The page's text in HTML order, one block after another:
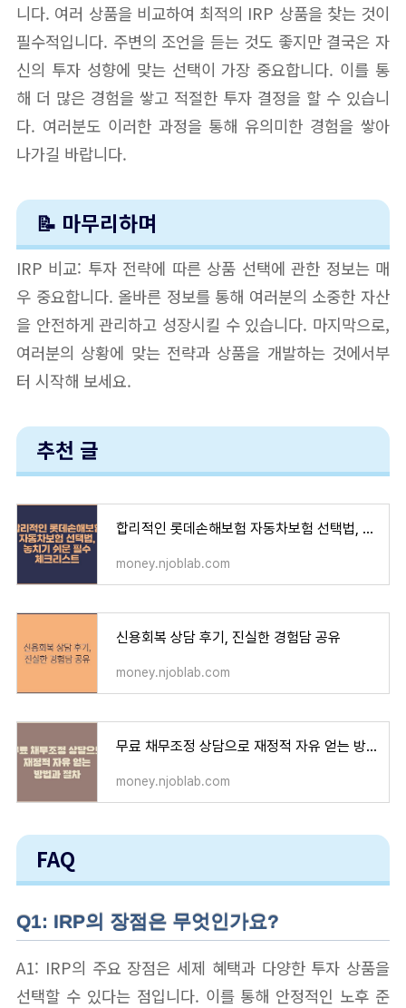
니다. 여러 상품을 비교하여 최적의 IRP 상품을 찾는 것이
필수적입니다. 주변의 조언을 듣는 것도 좋지만 결국은 자
신의 투자 성향에 맞는 선택이 가장 중요합니다. 이를 통
해 더 많은 경험을 쌓고 적절한 투자 결정을 할 수 있습니
다. 여러분도 이러한 과정을 통해 유의미한 경험을 쌓아
나가길 바랍니다.
📝 마무리하며
IRP 비교: 투자 전략에 따른 상품 선택에 관한 정보는 매
우 중요합니다. 올바른 정보를 통해 여러분의 소중한 자산
을 안전하게 관리하고 성장시킬 수 있습니다. 마지막으로,
여러분의 상황에 맞는 전략과 상품을 개발하는 것에서부
터 시작해 보세요.
추천 글
합리적인 롯데손해보험 자동차보험 선택법, 놓치기 쉬운 필수 체크리스트
money.njoblab.com
신용회복 상담 후기, 진실한 경험담 공유
money.njoblab.com
무료 채무조정 상담으로 재정적 자유 얻는 방법과 절차
money.njoblab.com
FAQ
Q1: IRP의 장점은 무엇인가요?
A1: IRP의 주요 장점은 세제 혜택과 다양한 투자 상품을
선택할 수 있다는 점입니다. 이를 통해 안정적인 노후 준